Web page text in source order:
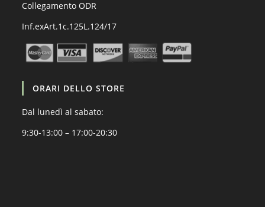
Collegamento ODR
Inf.exArt.1c.125L.124/17
ORARI DELLO STORE
Dal lunedì al sabato:
9:30-13:00 – 17:00-20:30